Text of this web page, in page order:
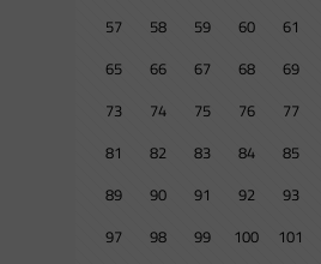
57
58 59 60 61
65
66 67 68 69
73
74 75 76 77
81
82 83 84 85
89
90 91 92 93
97
98 99 100 101